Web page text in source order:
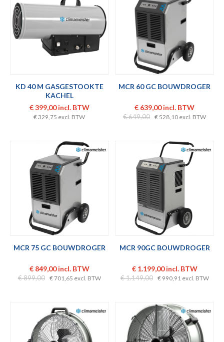
KD 40 M GASGESTOOKTE
KACHEL
€ 399,00 incl. BTW
€ 329,75 excl. BTW
MCR 60 GC BOUWDROGER
€ 639,00 incl. BTW
€ 649,00 € 528,10 excl. BTW
MCR 75 GC BOUWDROGER
€ 849,00 incl. BTW
€ 899,00 € 701,65 excl. BTW
MCR 90GC BOUWDROGER
€ 1.199,00 incl. BTW
€ 1.149,00 € 990,91 excl. BTW